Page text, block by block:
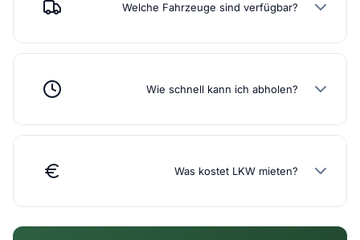
Welche Fahrzeuge sind verfügbar?
Wie schnell kann ich abholen?
Was kostet LKW mieten?